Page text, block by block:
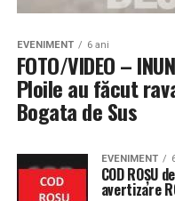
EVENIMENT 6 ani
FOTO/VIDEO –
Ploile au făcut
Bogata de Sus
EVENIMENT
COD ROȘU
avertizare